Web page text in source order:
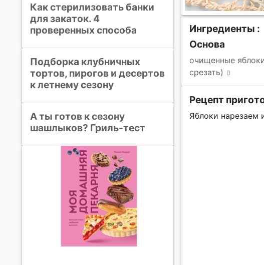
Ингредиенты :
Основа
очищенные
срезать)
Рецепт
Яблоки нарезаем
Как стерилизовать банки
для закаток. 4
проверенных способа
Подборка клубничных
тортов, пирогов и десертов
к летнему сезону
А ты готов к сезону
шашлыков? Гриль-тест